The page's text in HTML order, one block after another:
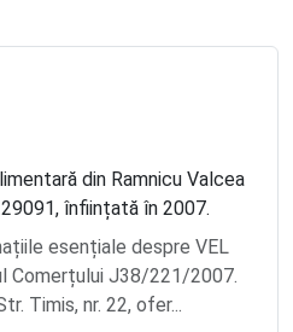
din Ramnicu Valcea
înființată în 2007.
esențiale despre VEL
Comerțului J38/221/2007.
Timis, nr. 22, ofer...